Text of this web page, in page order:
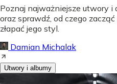
Poznaj najważniejsze utwory i
oraz sprawdź, od czego
złapać jego styl.
Damian Michalak
Utwory i albumy